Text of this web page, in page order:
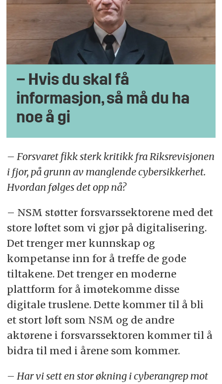
– Hvis du skal få
informasjon, så må du ha
noe å gi
– Forsvaret fikk sterk kritikk fra Riksrevisjonen
i fjor, på grunn av manglende cybersikkerhet.
Hvordan følges det opp nå?
– NSM støtter forsvarssektorene med det
store løftet som vi gjør på digitalisering.
Det trenger mer kunnskap og
kompetanse inn for å treffe de gode
tiltakene. Det trenger en moderne
plattform for å imøtekomme disse
digitale truslene. Dette kommer til å bli
et stort løft som NSM og de andre
aktørene i forsvarssektoren kommer til å
bidra til med i årene som kommer.
– Har vi sett en stor økning i cyberangrep mot